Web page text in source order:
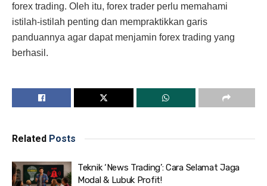
forex trading. Oleh itu, forex trader perlu memahami
istilah-istilah penting dan mempraktikkan garis
panduannya agar dapat menjamin forex trading yang
berhasil.
Related Posts
Teknik ‘News Trading’: Cara Selamat Jaga
Modal & Lubuk Profit!